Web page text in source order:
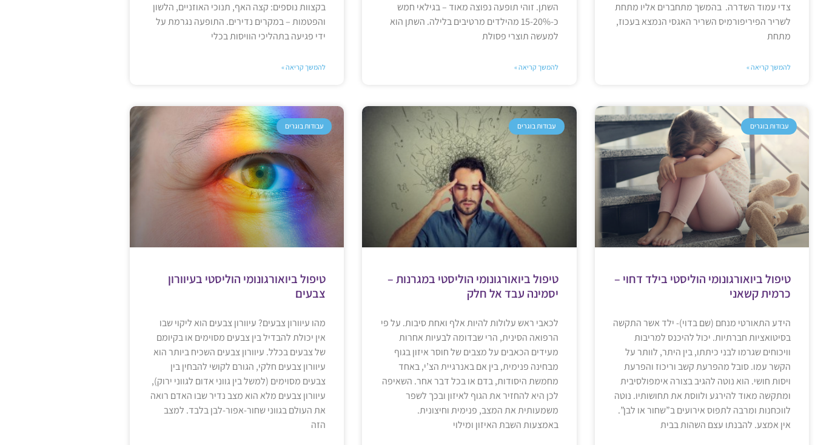
צדי עמוד השדרה. בהמשך מתחברים אליו מתחת
לשריר הפיריפורמיס השריר האגסי הנמצא בעכוז,
מתחת
להמשך קריאה »
השתן. זוהי תופעה נפוצה מאוד – בגילאי חמש
כ-15-20% מהילדים מרטיבים בלילה. השתן הוא
למעשה תוצרי פסולת
להמשך קריאה »
בקצוות נוספים: קצה האף, תנוכי האוזניים, הלשון
והפטמות – במקרים נדירים. התופעה נגרמת על
ידי פגיעה בתהליכי הוויסות בכלי
להמשך קריאה »
עבודות בוגרים
טיפול ביואורגונומי הוליסטי בילד דחוי –
כרמית קשאני
הידע התאורטי מנחם (שם בדוי)- ילד אשר התקשה
בסיטואציות חברתיות. יכול להיכנס למריבות
וויכוחים שגרמו לבני כיתתו, בין היתר, לוותר על
הקשר עמו. סובל מהפרעת קשב וריכוז והפרעת
ויסות חושי. הוא נוטה להגיב בצורה אימפולסיבית
ומתקשה מאוד להירגע ולווסת את תחושותיו. נוטה
לווכחנות ומרבה לתפוס אירועים ב”שחור או לבן”.
אין אמצע. להבנתו עצם השהות בבית
עבודות בוגרים
טיפול ביואורגונומי הוליסטי במגרנות –
יסמינה עבד אל חלק
לכאבי ראש עלולות להיות אלף ואחת סיבות. על פי
הרפואה הסינית, הרי שבדומה לבעיות אחרות
מעידים הכאבים על מצבים של חוסר איזון בגוף
מבחינה פנימית, בין אם באנרגיית הצ’י, באחד
מחמשת היסודות, בדם או בכל דבר אחר. השאיפה
לכן היא להחזיר את הגוף לאיזון ובכך לשפר
משמעותית את המצב, פנימית וחיצונית.
באמצעות השבת האיזון ומילוי
עבודות בוגרים
טיפול ביואורגונומי הוליסטי בעיוורון
צבעים
מהו עיוורון צבעים? עיוורון צבעים הוא ליקוי שבו
אין יכולת להבדיל בין צבעים מסוימים או בקיומם
של צבעים בכלל. עיוורון צבעים השכיח ביותר הוא
עיוורון צבעים חלקי, הגורם לקושי להבחין בין
צבעים מסוימים (למשל בין גווני אדום לגווני ירוק),
עיוורון צבעים מלא הוא מצב נדיר שבו האדם רואה
את העולם בגווני שחור-אפור-לבן בלבד. למצב
הזה